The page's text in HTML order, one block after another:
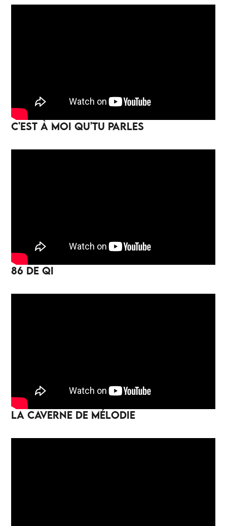
C'EST À MOI QU'TU PARLES
86 DE QI
LA CAVERNE DE MÉLODIE